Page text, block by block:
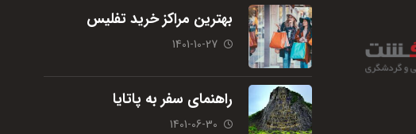
بهترین مراکز خرید تفلیس
1401-10-27
راهنمای سفر به پاتایا
1401-06-30